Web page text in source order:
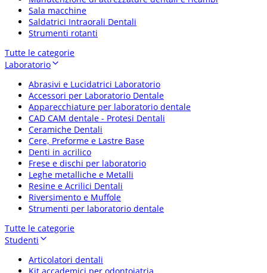
Sala macchine
Saldatrici Intraorali Dentali
Strumenti rotanti
Tutte le categorie
Laboratorio
Abrasivi e Lucidatrici Laboratorio
Accessori per Laboratorio Dentale
Apparecchiature per laboratorio dentale
CAD CAM dentale - Protesi Dentali
Ceramiche Dentali
Cere, Preforme e Lastre Base
Denti in acrilico
Frese e dischi per laboratorio
Leghe metalliche e Metalli
Resine e Acrilici Dentali
Riversimento e Muffole
Strumenti per laboratorio dentale
Tutte le categorie
Studenti
Articolatori dentali
Kit accademici per odontoiatria